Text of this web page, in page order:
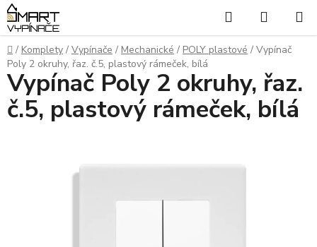
Přejít
na
obsah
Hledat
KOŠÍK
Domů
/ Komplety / Vypínače / Mechanické / POLY plastové / Vypínač
Poly 2 okruhy, řaz. č.5, plastový rámeček, bílá
Vypínač Poly 2 okruhy, řaz.
č.5, plastový rámeček, bílá